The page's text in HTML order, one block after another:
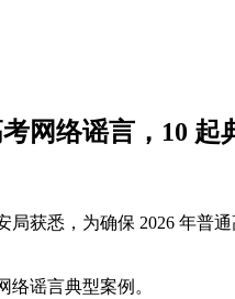
网络谣言，10 起
局获悉，为确保 2026 年
络谣言典型案例。